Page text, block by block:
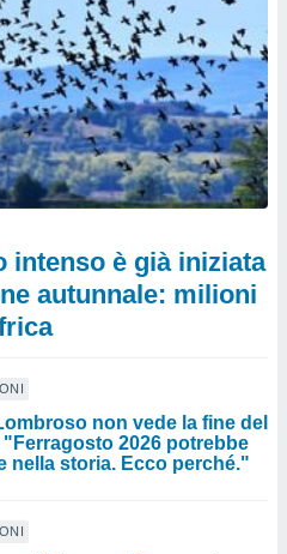
intenso è già iniziata
autunnale: milioni
non vede la fine del
2026 potrebbe
nella storia. Ecco perché."